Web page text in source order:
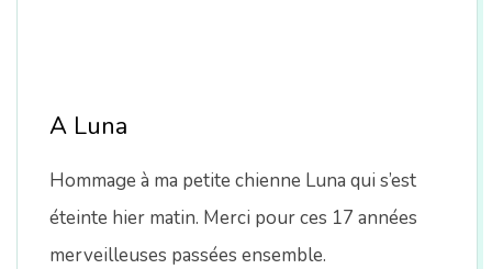
A Luna
Hommage à ma petite chienne Luna qui s’est
éteinte hier matin. Merci pour ces 17 années
merveilleuses passées ensemble.